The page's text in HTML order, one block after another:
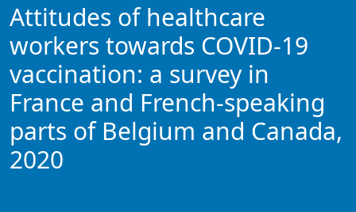
Attitudes of healthcare
workers towards COVID-19
vaccination: a survey in
France and French-speaking
parts of Belgium and Canada,
2020